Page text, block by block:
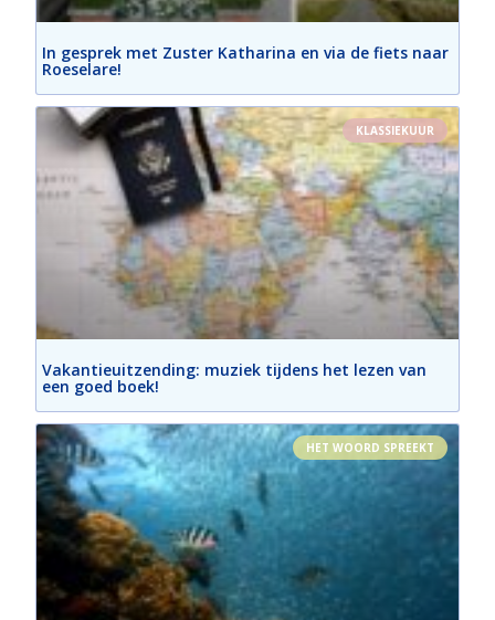
In gesprek met Zuster Katharina en via de fiets naar
Roeselare!
KLASSIEKUUR
Vakantieuitzending: muziek tijdens het lezen van
een goed boek!
HET WOORD SPREEKT